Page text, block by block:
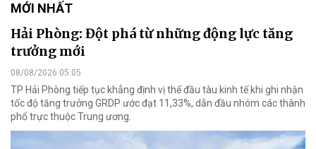
MỚI NHẤT
Hải Phòng: Đột phá từ những động lực tăng
trưởng mới
08/08/2026 05:05
TP Hải Phòng tiếp tục khẳng định vị thế đầu tàu kinh tế khi ghi nhận
tốc độ tăng trưởng GRDP ước đạt 11,33%, dẫn đầu nhóm các thành
phố trực thuộc Trung ương.